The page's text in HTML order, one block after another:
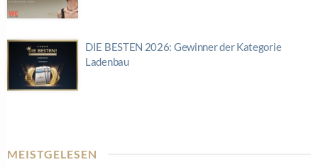
DIE BESTEN 2026: Gewinner der Kategorie
Ladenbau
MEISTGELESEN